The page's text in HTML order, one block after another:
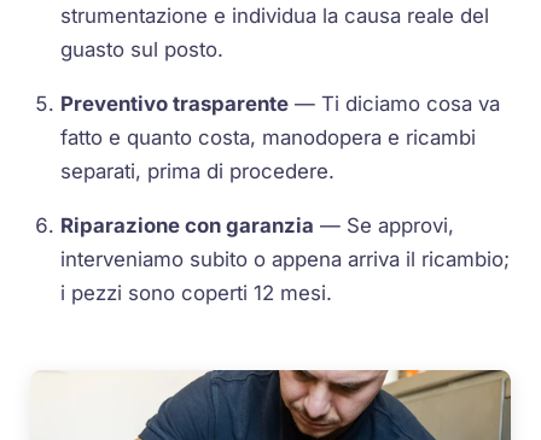
strumentazione e individua la causa reale del
guasto sul posto.
Preventivo trasparente — Ti diciamo cosa va
fatto e quanto costa, manodopera e ricambi
separati, prima di procedere.
Riparazione con garanzia — Se approvi,
interveniamo subito o appena arriva il ricambio;
i pezzi sono coperti 12 mesi.